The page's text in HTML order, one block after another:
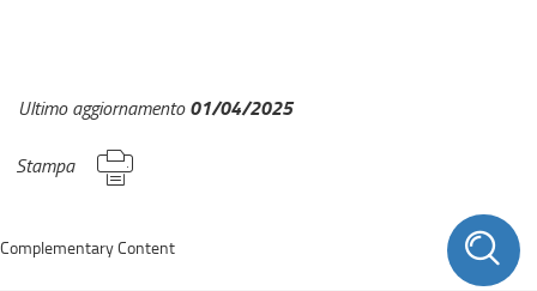
Ultimo aggiornamento01/04/2025
Stampa
Complementary Content